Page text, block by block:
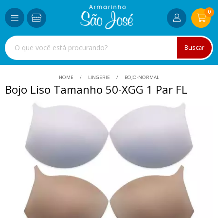
Buscar
0
HOME LINGERIE BOJO-NORMAL
Bojo Liso Tamanho 50-XGG 1 Par FL